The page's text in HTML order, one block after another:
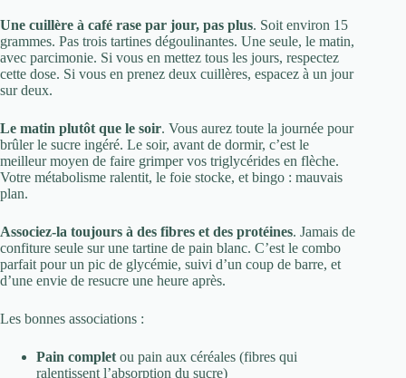
Une cuillère à café rase par jour, pas plus. Soit environ 15
grammes. Pas trois tartines dégoulinantes. Une seule, le matin,
avec parcimonie. Si vous en mettez tous les jours, respectez
cette dose. Si vous en prenez deux cuillères, espacez à un jour
sur deux.
Le matin plutôt que le soir. Vous aurez toute la journée pour
brûler le sucre ingéré. Le soir, avant de dormir, c’est le
meilleur moyen de faire grimper vos triglycérides en flèche.
Votre métabolisme ralentit, le foie stocke, et bingo : mauvais
plan.
Associez-la toujours à des fibres et des protéines. Jamais de
confiture seule sur une tartine de pain blanc. C’est le combo
parfait pour un pic de glycémie, suivi d’un coup de barre, et
d’une envie de resucre une heure après.
Les bonnes associations :
Pain completou pain aux céréales (fibres qui
ralentissent l’absorption du sucre)